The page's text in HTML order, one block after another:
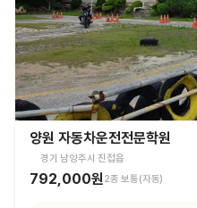
양원 자동차운전전문학원
경기 남양주시 진접읍
792,000원2종 보통(자동)